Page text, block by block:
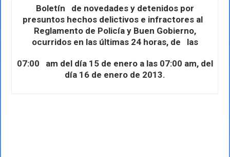
enero
Boletín de novedades y detenidos por
presuntos hechos delictivos e infractores al
Reglamento de Policía y Buen Gobierno,
ocurridos en las últimas 24 horas, de las
07:00 am del día 15 de enero a las 07:00 am, del
día 16 de enero de 2013.